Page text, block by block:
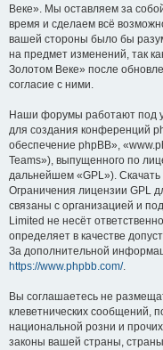
Веке». Мы оставляем за
время и сделаем всё
вашей стороны было бы
на предмет изменений, так
Золотом Веке» после
согласие с ними.
Наши форумы работают под
для создания конференций
обеспечение phpBB»,
Teams»), выпущенного по
дальнейшем «GPL»).
Ограничения лицензии GPL
связаны с организацией и
Limited не несёт
определяет в качестве
За дополнительной
https://www.phpbb.com/.
Вы соглашаетесь не
клеветнических сообщений,
национальной розни и
законы вашей страны,